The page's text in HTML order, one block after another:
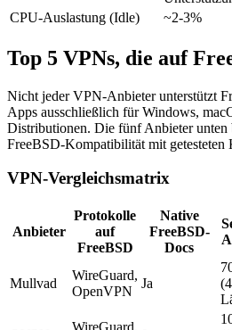
CPU-Auslastung (Idle)
~2-3%
Top 5 VPNs, die auf
Nicht jeder VPN-Anbieter unterstützt
Apps ausschließlich für Windows,
Distributionen. Die fünf Anbieter unten
FreeBSD-Kompatibilität mit getesteten
VPN-Vergleichsmatrix
Anbieter
Protokolle
auf
FreeBSD
Native
FreeBSD-
Docs
Mullvad
WireGuard,
OpenVPN
Ja
WireGuard,